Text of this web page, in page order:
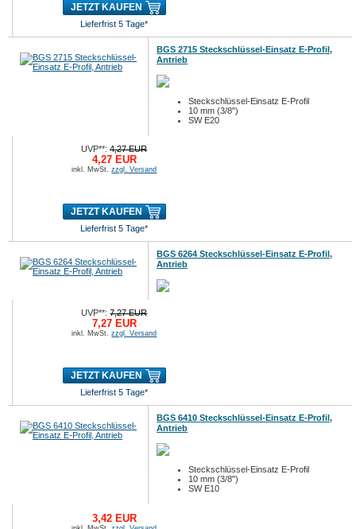
JETZT KAUFEN
Lieferfrist 5 Tage*
BGS 2715 Steckschlüssel-Einsatz E-Profil,
Antrieb
Steckschlüssel-Einsatz E-Profil
10 mm (3/8")
SW E20
UVP**:4,27 EUR
4,27 EUR
inkl. MwSt.zzgl. Versand
JETZT KAUFEN
Lieferfrist 5 Tage*
BGS 6264 Steckschlüssel-Einsatz E-Profil,
Antrieb
UVP**:7,27 EUR
7,27 EUR
inkl. MwSt.zzgl. Versand
JETZT KAUFEN
Lieferfrist 5 Tage*
BGS 6410 Steckschlüssel-Einsatz E-Profil,
Antrieb
Steckschlüssel-Einsatz E-Profil
10 mm (3/8")
SW E10
3,42 EUR